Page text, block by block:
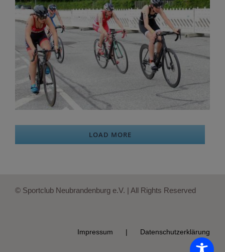
LOAD MORE
© Sportclub Neubrandenburg e.V. | All Rights Reserved
Impressum Datenschutzerklärung